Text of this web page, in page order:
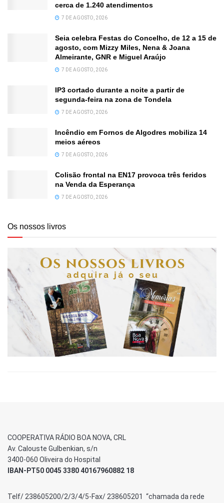
cerca de 1.240 atendimentos
7 DE AGOSTO, 2026
Seia celebra Festas do Concelho, de 12 a 15 de
agosto, com Mizzy Miles, Nena & Joana
Almeirante, GNR e Miguel Araújo
7 DE AGOSTO, 2026
IP3 cortado durante a noite a partir de
segunda-feira na zona de Tondela
7 DE AGOSTO, 2026
Incêndio em Fornos de Algodres mobiliza 14
meios aéreos
7 DE AGOSTO, 2026
Colisão frontal na EN17 provoca três feridos
na Venda da Esperança
7 DE AGOSTO, 2026
Os nossos livros
COOPERATIVA RÁDIO BOA NOVA, CRL
Av. Calouste Gulbenkian, s/n
3400-060 Oliveira do Hospital
IBAN-PT50 0045 3380 40167960882 18
Telf/ 238605200/2/3/4/5-Fax/ 238605201 “chamada da rede